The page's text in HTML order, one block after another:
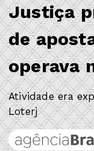
Justiça
de
operava
Atividade era
Loterj